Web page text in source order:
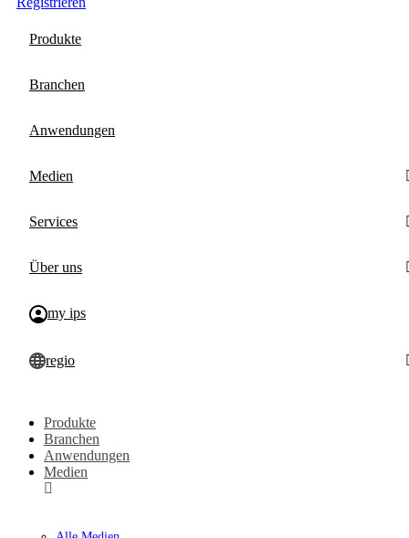
Produkte
Branchen
Anwendungen
Medien
Services
Über uns
my ips
regio
Produkte
Branchen
Anwendungen
Medien